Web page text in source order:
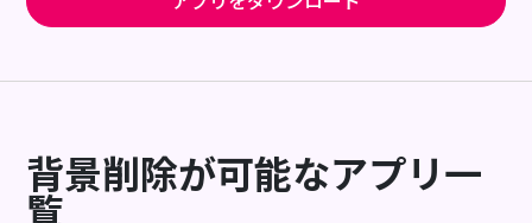
背景削除が可能なアプリ一
覧